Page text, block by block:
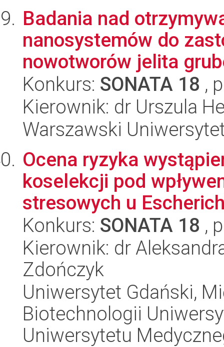
Badania nad
nanosystemów do
nowotworów jelita
Konkurs: SONATA 18 ,
Kierownik: dr Urszula
Warszawski
Ocena ryzyka
koselekcji pod
stresowych u
Konkurs: SONATA 18 ,
Kierownik: dr
Zdończyk
Uniwersytet Gdański,
Biotechnologii
Uniwersytetu